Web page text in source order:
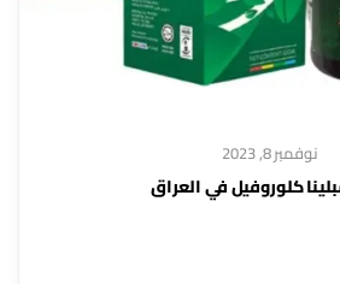
نوفمبر 8, 2023
كلوروفيل في العراق